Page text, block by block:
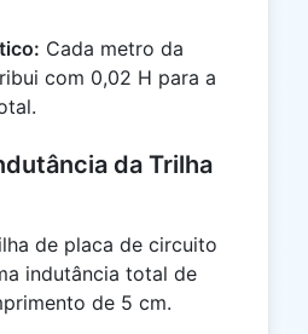
Cada metro da
com 0,02 H para a
da Trilha
de placa de circuito
indutância total de
de 5 cm.